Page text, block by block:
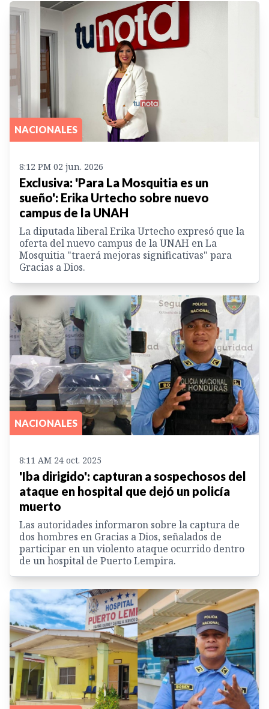
NACIONALES
8:12 PM 02 jun. 2026
Exclusiva: 'Para La Mosquitia es un
sueño': Erika Urtecho sobre nuevo
campus de la UNAH
La diputada liberal Erika Urtecho expresó que la
oferta del nuevo campus de la UNAH en La
Mosquitia "traerá mejoras significativas" para
Gracias a Dios.
NACIONALES
8:11 AM 24 oct. 2025
'Iba dirigido': capturan a sospechosos del
ataque en hospital que dejó un policía
muerto
Las autoridades informaron sobre la captura de
dos hombres en Gracias a Dios, señalados de
participar en un violento ataque ocurrido dentro
de un hospital de Puerto Lempira.